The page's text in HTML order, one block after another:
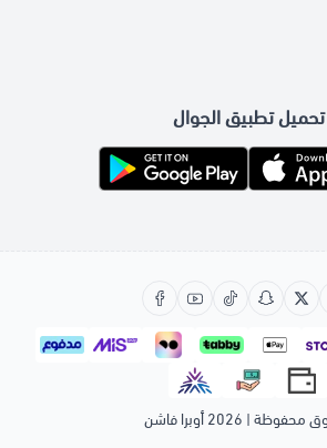
تحميل تطبيق الجوال
محفوظة | 2026 أوبرا فاشن